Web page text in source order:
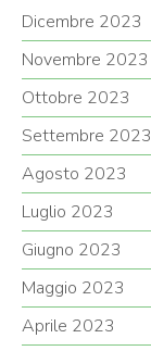
Dicembre 2023
Novembre 2023
Ottobre 2023
Settembre 2023
Agosto 2023
Luglio 2023
Giugno 2023
Maggio 2023
Aprile 2023